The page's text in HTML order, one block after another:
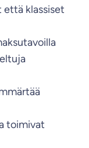
että klassiset
toimivat